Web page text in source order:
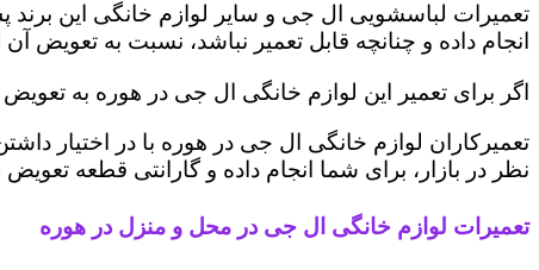
تعمیرات لباسشویی ال جی و سایر لوازم خانگی این
انجام داده و چنانچه قابل تعمیر نباشد، نسبت به تعویض
اگر برای تعمیر این لوازم خانگی ال جی در هوره به
تعمیرکاران لوازم خانگی ال جی در هوره با در اختیار
نظر در بازار، برای شما انجام داده و گارانتی قطعه
تعمیرات لوازم خانگی ال جی در محل و منزل در هوره